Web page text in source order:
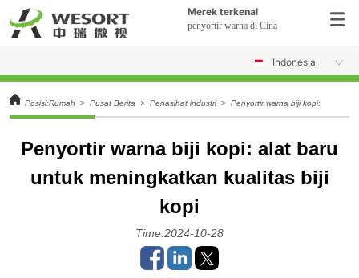
Merek terkenal
penyortir warna di Cina
Indonesia
Posisi:Rumah > Pusat Berita > Penasihat industri > Penyortir warna biji kopi: alat
Penyortir warna biji kopi: alat baru
untuk meningkatkan kualitas biji
kopi
Time:2024-10-28